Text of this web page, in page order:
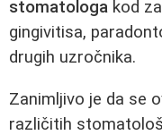
stomatologa kod
gingivitisa,
drugih uzročnika.
Zanimljivo je da se
različitih